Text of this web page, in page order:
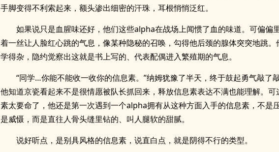
手脚变得不利索起来，额头渗出细密的汗珠，耳根悄悄泛红。
如果说只是血腥味还好，他们这些alpha在战场上闻惯了血的味道。可偏偏
着一丝让人脸红心跳的气息，像某种隐秘的召唤，勾得他后颈的腺体突突地跳。
学得杂，隐约觉察出这就是书上写的、代表配偶进入繁殖期的气息。
“同学…你能不能收一收你的信息素。”纳姆犹豫了半天，终于鼓起勇气敲了敲
他知道京瓷看起来不是很情愿被队长抓回来，释放信息素表达不满也能理解。可
素太要命了，他还是第一次遇到一个alpha拥有从这种方面入手的信息素，不是
是威慑，而是直往人骨头缝里钻的、叫人腿软的甜腻。
说好听点，是别具风格的信息素，说直白点，就是阴得不行的类型。